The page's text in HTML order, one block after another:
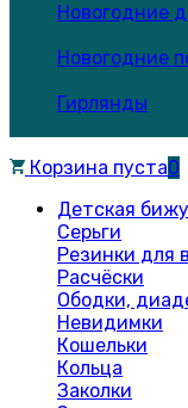
Новогодние
Новогодние
Гирлянды
Корзина пуста0
Детская
Серьги
Резинки для
Расчёски
Ободки,
Невидимки
Кошельки
Кольца
Заколки